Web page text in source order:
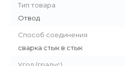
Тип товара
Отвод
Способ соединения
сварка стык в стык